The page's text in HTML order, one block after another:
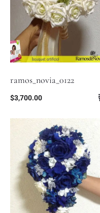
ramos_novia_0122
$3,700.00